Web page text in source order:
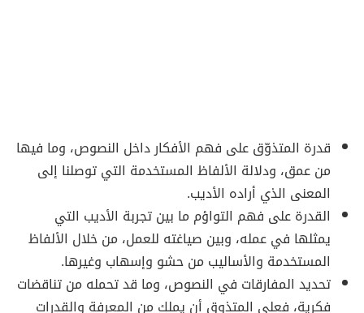
قدرة المتذوّق على فهم الأفكار داخل النصوص، وما فيها
من عمق، ودلالة الألفاظ المستخدمة التي توصلنا إلى
المعنى الذي أراده الأديب.
القدرة على فهم التواؤم ما بين تجربة الأديب التي
يمثلها في عمله، وبين صياغته للعمل، من خلال الألفاظ
المستخدمة والأساليب من حشو وإسهاب وغيرها.
تحديد المفارقات في النصوص، وما قد تحمله من تناقضات
فكرية، فعلى المتذوق أن يملك من المعرفة والقدرات